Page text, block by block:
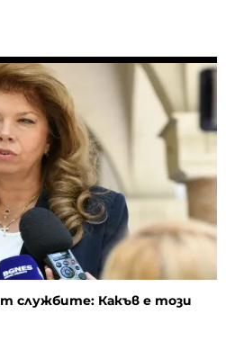
службите: Какъв е този